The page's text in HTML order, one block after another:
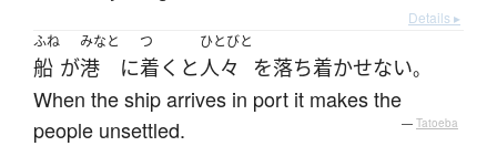
Details ▸
ふね
船 が
みなと
港 に
つ
着く と
ひとびと
人々 を落ち着かせない。
When the ship arrives in port it makes the
people unsettled.
— Tatoeba